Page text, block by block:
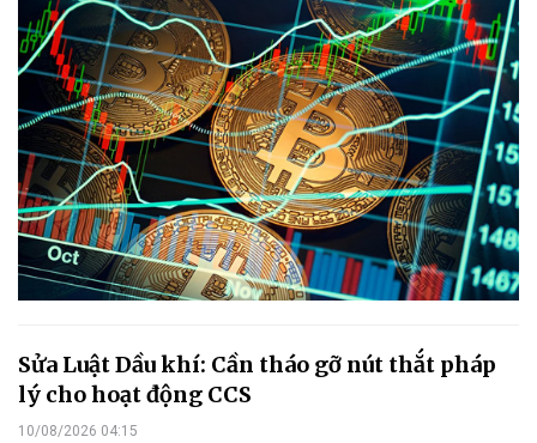
Sửa Luật Dầu khí: Cần tháo gỡ nút thắt pháp
lý cho hoạt động CCS
10/08/2026 04:15